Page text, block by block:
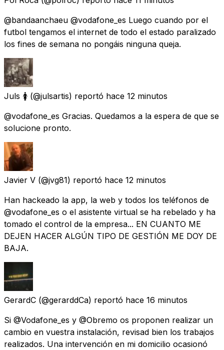
@bandaanchaeu @vodafone_es Luego cuando por el
futbol tengamos el internet de todo el estado paralizado
los fines de semana no pongáis ninguna queja.
Juls 🚺 (@julsartis) reportó hace 12 minutos
@vodafone_es Gracias. Quedamos a la espera de que se
solucione pronto.
Javier V (@jvg81) reportó hace 12 minutos
Han hackeado la app, la web y todos los teléfonos de
@vodafone_es o el asistente virtual se ha rebelado y ha
tomado el control de la empresa... EN CUANTO ME
DEJEN HACER ALGÚN TIPO DE GESTIÓN ME DOY DE
BAJA.
GerardC (@gerarddCa) reportó hace 16 minutos
Si @Vodafone_es y @Obremo os proponen realizar un
cambio en vuestra instalación, revisad bien los trabajos
realizados. Una intervención en mi domicilio ocasionó